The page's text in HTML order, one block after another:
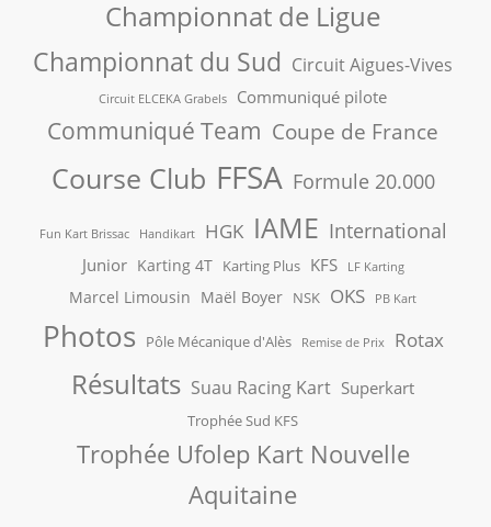
Championnat de Ligue
Championnat du Sud Circuit Aigues-Vives
Circuit ELCEKA Grabels Communiqué pilote
Communiqué Team Coupe de France
Course Club FFSA Formule 20.000
Fun Kart Brissac Handikart HGK IAME International
Junior Karting 4T Karting Plus KFS LF Karting
Marcel Limousin Maël Boyer NSK OKS PB Kart
Photos Pôle Mécanique d'Alès Remise de Prix Rotax
Résultats Suau Racing Kart Superkart
Trophée Sud KFS
Trophée Ufolep Kart Nouvelle
Aquitaine